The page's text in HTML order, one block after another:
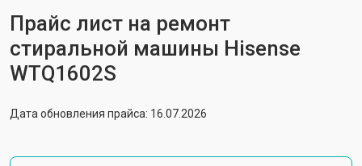
Прайс лист на ремонт
стиральной машины Hisense
WTQ1602S
Дата обновления прайса: 16.07.2026